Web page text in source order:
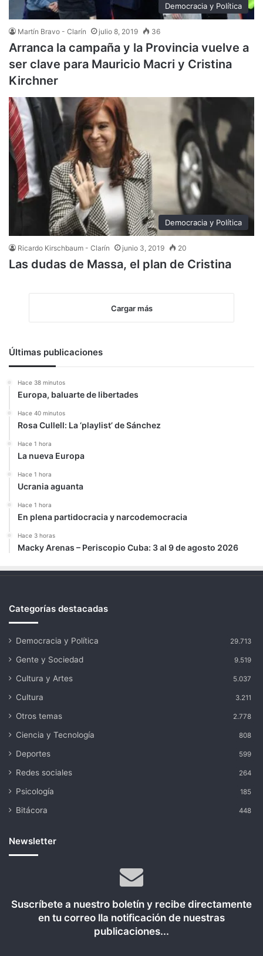
Democracia y Política
Martín Bravo - Clarín julio 8, 2019 36
Arranca la campaña y la Provincia vuelve a
ser clave para Mauricio Macri y Cristina
Kirchner
Democracia y Política
Ricardo Kirschbaum - Clarín junio 3, 2019 20
Las dudas de Massa, el plan de Cristina
Cargar más
Últimas publicaciones
Hace 38 minutos
Europa, baluarte de libertades
Hace 40 minutos
Rosa Cullell: La ‘playlist’ de Sánchez
Hace 1 hora
La nueva Europa
Hace 1 hora
Ucrania aguanta
Hace 1 hora
En plena partidocracia y narcodemocracia
Hace 3 horas
Macky Arenas – Periscopio Cuba: 3 al 9 de agosto 2026
Categorías destacadas
Democracia y Política 29.713
Gente y Sociedad 9.519
Cultura y Artes 5.037
Cultura 3.211
Otros temas 2.778
Ciencia y Tecnología 808
Deportes 599
Redes sociales 264
Psicología 185
Bitácora 448
Newsletter
Suscríbete a nuestro boletín y recibe directamente
en tu correo lla notificación de nuestras
publicaciones...